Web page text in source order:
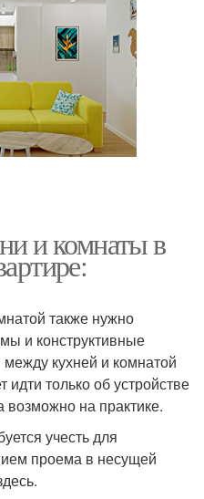
и комнаты в
также нужно
и конструктивные
кухней и комнатой
только об устройстве
возможно на практике.
учесть для
проема в несущей